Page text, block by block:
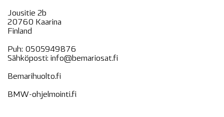
Jousitie 2b
20760 Kaarina
Finland
Puh: 0505949876
Sähköposti: info@bemariosat.fi
Bemarihuolto.fi
BMW-ohjelmointi.fi